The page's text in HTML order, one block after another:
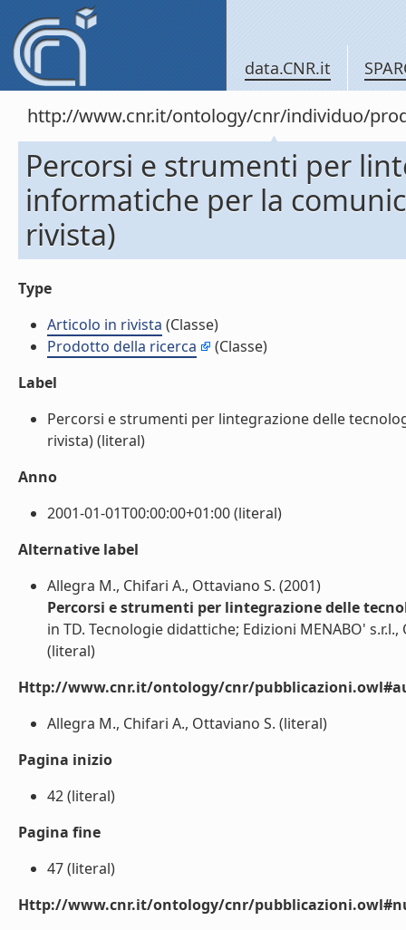
data.CNR.it
http://www.cnr.it/ontology/cnr/individuo/
Percorsi e strumenti per
informatiche per la
rivista)
Type
Articolo in rivista (Classe)
Prodotto della ricerca
(Classe)
Label
Percorsi e strumenti per lintegrazione delle
rivista) (literal)
Anno
2001-01-01T00:00:00+01:00 (literal)
Alternative label
Allegra M., Chifari A., Ottaviano S. (2001)
Percorsi e strumenti per lintegrazione delle
in TD. Tecnologie didattiche; Edizioni MENABO'
(literal)
Http://www.cnr.it/ontology/cnr/
Allegra M., Chifari A., Ottaviano S. (literal)
Pagina inizio
42 (literal)
Pagina fine
47 (literal)
Http://www.cnr.it/ontology/cnr/